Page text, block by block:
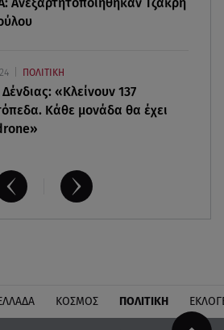
ΠΟΛΙΤΙΚΗ
«Κλείνουν 137
Kάθε μονάδα θα έχει
ΚΟΣΜΟΣ ΠΟΛΙΤΙΚΗ